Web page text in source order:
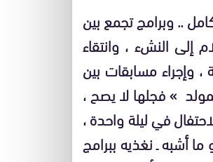
.. وبرامج تجمع بين
إلى النشء ، وانتقاء
وإجراء مسابقات بين
» فجلها لا يصح ،
في ليلة واحدة ،
أشبه ـ نغذيه ببرامج